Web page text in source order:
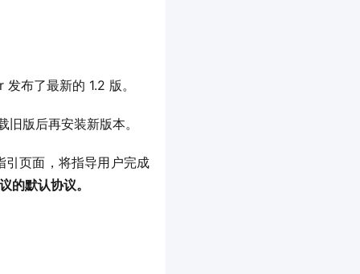
布了最新的 1.2 版。
版后再安装新版本。
页面，将指导用户完成
默认协议。